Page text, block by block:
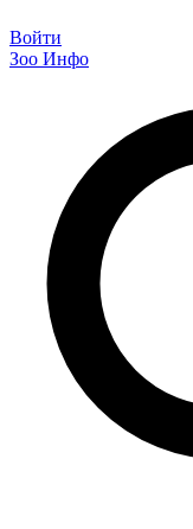
Войти
Зоо Инфо